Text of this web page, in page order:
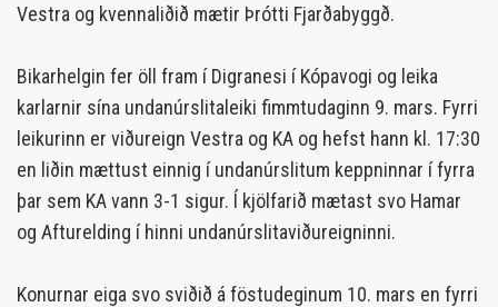
Vestra og kvennaliðið mætir Þrótti Fjarðabyggð.
Bikarhelgin fer öll fram í Digranesi í Kópavogi og leika
karlarnir sína undanúrslitaleiki fimmtudaginn 9. mars. Fyrri
leikurinn er viðureign Vestra og KA og hefst hann kl. 17:30
en liðin mættust einnig í undanúrslitum keppninnar í fyrra
þar sem KA vann 3-1 sigur. Í kjölfarið mætast svo Hamar
og Afturelding í hinni undanúrslitaviðureigninni.
Konurnar eiga svo sviðið á föstudeginum 10. mars en fyrri